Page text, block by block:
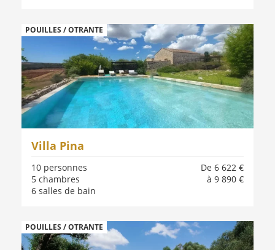
POUILLES / OTRANTE
Villa Pina
De 6 622 €
à 9 890 €
10 personnes
5 chambres
6 salles de bain
POUILLES / OTRANTE